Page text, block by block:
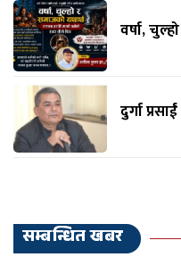
वर्षा,
दुर्गा
सम्बन्धित खबर